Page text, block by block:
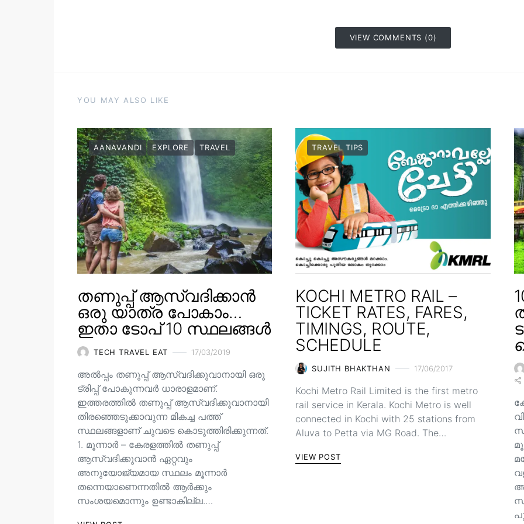
VIEW COMMENTS (0)
YOU MAY ALSO LIKE
AANAVANDI EXPLORE TRAVEL
തണുപ്പ് ആസ്വദിക്കാൻ
ഒരു യാത്ര പോകാം…
ഇതാ ടോപ് 10 സ്ഥലങ്ങൾ
TECH TRAVEL EAT 17/03/2019
അൽപ്പം തണുപ്പ് ആസ്വദിക്കുവാനായി ഒരു
ട്രിപ്പ് പോകുന്നവർ ധാരാളമാണ്.
ഇത്തരത്തിൽ തണുപ്പ് ആസ്വദിക്കുവാനായി
തിരഞ്ഞെടുക്കാവുന്ന മികച്ച പത്ത്
സ്ഥലങ്ങളാണ് ചുവടെ കൊടുത്തിരിക്കുന്നത്.
1. മൂന്നാർ – കേരളത്തിൽ തണുപ്പ്
ആസ്വദിക്കുവാൻ ഏറ്റവും
അനുയോജ്യമായ സ്ഥലം മൂന്നാർ
തന്നെയാണെന്നതിൽ ആർക്കും
സംശയമൊന്നും ഉണ്ടാകില്ല.…
TRAVEL TIPS
KOCHI METRO RAIL –
TICKET RATES, FARES,
TIMINGS, ROUTE,
SCHEDULE
SUJITH BHAKTHAN 17/06/2017
Kochi Metro Rail Limited is the first metro
rail service in Kerala. Kochi Metro is well
connected in Kochi with 25 stations from
Aluva to Petta via MG Road. The…
VIEW POST